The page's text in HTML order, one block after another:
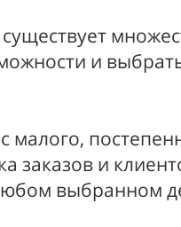
и
малого,
заказов и
выбранном